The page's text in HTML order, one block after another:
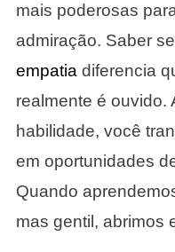
mais poderosas
admiração. Saber
empatia diferencia
realmente é ouvido.
habilidade, você
em oportunidades
Quando
mas gentil, abrimos